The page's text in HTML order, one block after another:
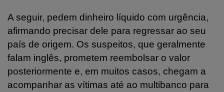
A seguir, pedem dinheiro líquido com urgência,
afirmando precisar dele para regressar ao seu
país de origem. Os suspeitos, que geralmente
falam inglês, prometem reembolsar o valor
posteriormente e, em muitos casos, chegam a
acompanhar as vítimas até ao multibanco para